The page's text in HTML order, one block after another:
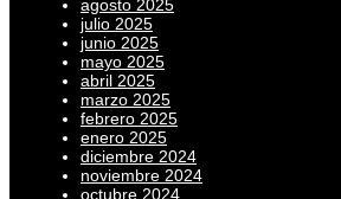
agosto 2025
julio 2025
junio 2025
mayo 2025
abril 2025
marzo 2025
febrero 2025
enero 2025
diciembre 2024
noviembre 2024
octubre 2024